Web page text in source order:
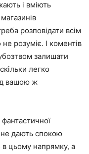
і вміють
розповідати всім
розуміє. І коментів
залишати
легко
вашою ж
дають спокою
в цьому напрямку, а